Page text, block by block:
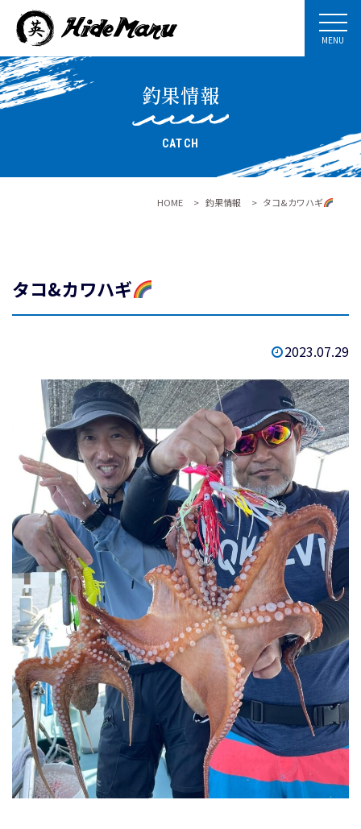
MENU
釣果情報
CATCH
HOME > 釣果情報 > タコ&カワハギ
タコ&カワハギ
2023.07.29